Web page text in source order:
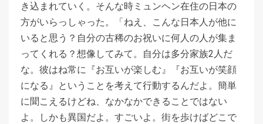
き込まれていく。そんな時ミュンヘン在住の日本の
方がいらっしゃった。「ねえ、こんな日本人が他に
いると思う？自分の古稀のお祝いに何人の人が集ま
ってくれる？想像してみて。自分は多分家族2人だ
な。彼はね常に『お互いが楽しむ』『お互いが笑顔
になる』ということを考えて行動するんだよ。簡単
に聞こえるけどね、なかなかできることではない
よ。しかも異国だよ。すごいよ。街を歩けばどこで